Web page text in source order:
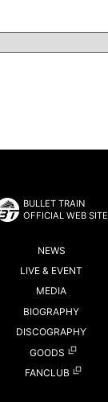
BULLET TRAIN
OFFICIAL WEB SITE
NEWS
LIVE & EVENT
MEDIA
BIOGRAPHY
DISCOGRAPHY
GOODS
FANCLUB